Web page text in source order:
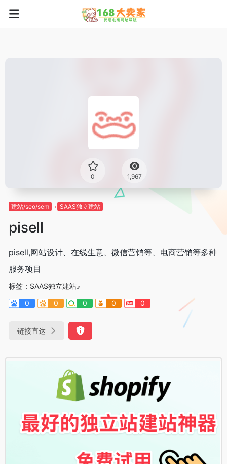
0 1,967
建站/seo/sem SAAS独立建站
pisell
pisell,网站设计、在线生意、微信营销等、电商营销等多种
服务项目
标签： SAAS独立建站
0
0 0 0 0
链接直达